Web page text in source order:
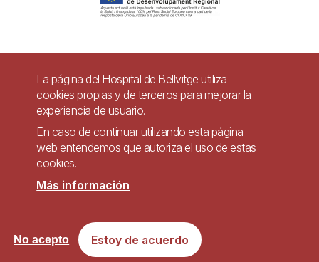
Pie
página
Contacto
Accesibilidad
Política de Privacidad de Sistemas de Videovigilancia
Sitio web accesible de conformidad con el Real Decreto 1112/2018, de 7 de
septiembre, sobre accesibilidad de los sitios web y aplicaciones para
dispositivos móviles del sector público.
La página del Hospital de Bellvitge utiliza
cookies propias y de terceros para mejorar la
experiencia de usuario.
En caso de continuar utilizando esta página
web entendemos que autoriza el uso de estas
cookies.
Más información
Estoy de acuerdo
No acepto